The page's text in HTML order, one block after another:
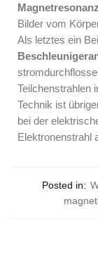
Bilder vom
Als letztes ein
Teilchenstrahlen
Technik ist
bei der
Elektronenstrahl
Posted in: